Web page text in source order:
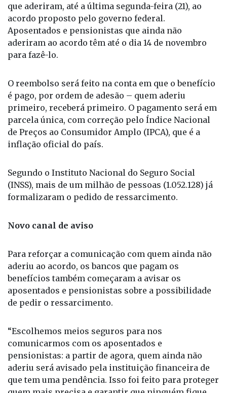
Aposentados e pensionistas que ainda não
aderiram ao acordo têm até o dia 14 de novembro
para fazê-lo.
é pago, por ordem de adesão – quem aderiu
primeiro, receberá primeiro. O pagamento será em
parcela única, com correção pelo Índice Nacional
de Preços ao Consumidor Amplo (IPCA), que é a
inflação oficial do país.
(INSS), mais de um milhão de pessoas (1.052.128) já
formalizaram o pedido de ressarcimento.
aderiu ao acordo, os bancos que pagam os
benefícios também começaram a avisar os
aposentados e pensionistas sobre a possibilidade
de pedir o ressarcimento.
comunicarmos com os aposentados e
pensionistas: a partir de agora, quem ainda não
aderiu será avisado pela instituição financeira de
que tem uma pendência. Isso foi feito para proteger
quem mais precisa e garantir que ninguém fique
sem o valor de volta”, destacou o presidente do